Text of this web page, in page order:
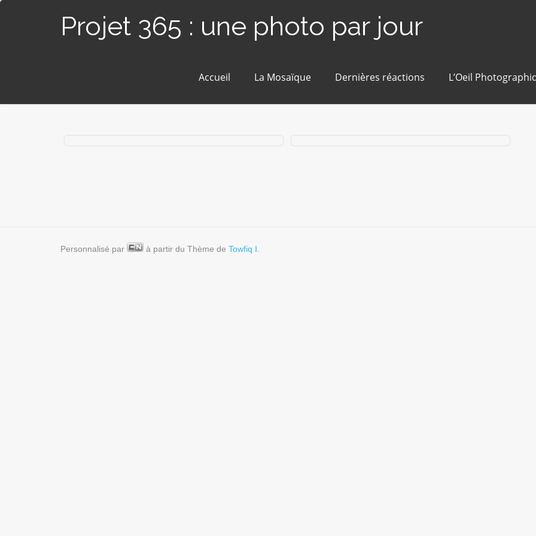
Projet 365 : une photo par jour
Accueil La Mosaïque Dernières réactions L’Oeil
Personnalisé par à partir du Thème de Towfiq I.